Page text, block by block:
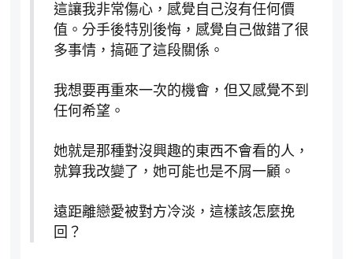
這讓我非常傷心，感覺自己沒有任何價
值。分手後特別後悔，感覺自己做錯了很
多事情，搞砸了這段關係。
我想要再重來一次的機會，但又感覺不到
任何希望。
她就是那種對沒興趣的東西不會看的人，
就算我改變了，她可能也是不屑一顧。
遠距離戀愛被對方冷淡，這樣該怎麼挽
回？